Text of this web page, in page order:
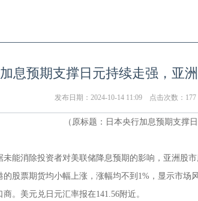
息预期支撑日元持续走强，亚
发布日期：2024-10-14 11:09 点击次数：177
（原标题：日本央行加息预期支撑
能消除投资者对美联储降息预期的影响，亚洲股
的股票期货均小幅上涨，涨幅均不到1%，显示市场
。美元兑日元汇率报在141.56附近。